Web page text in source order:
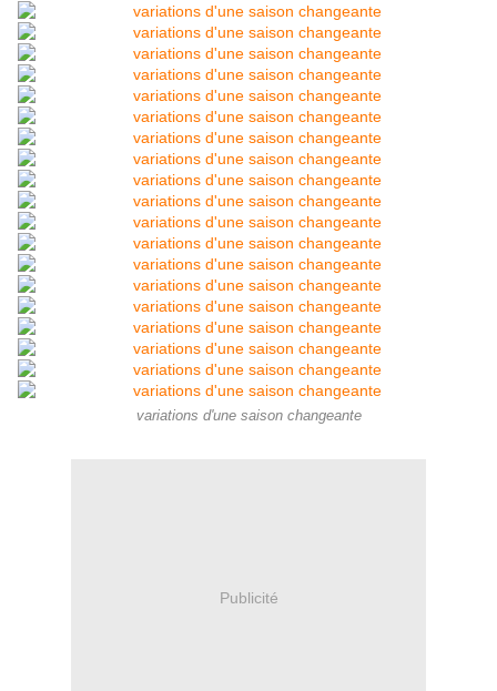
variations d'une saison changeante
Publicité